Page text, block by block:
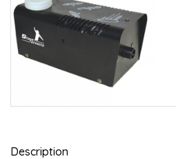
Description